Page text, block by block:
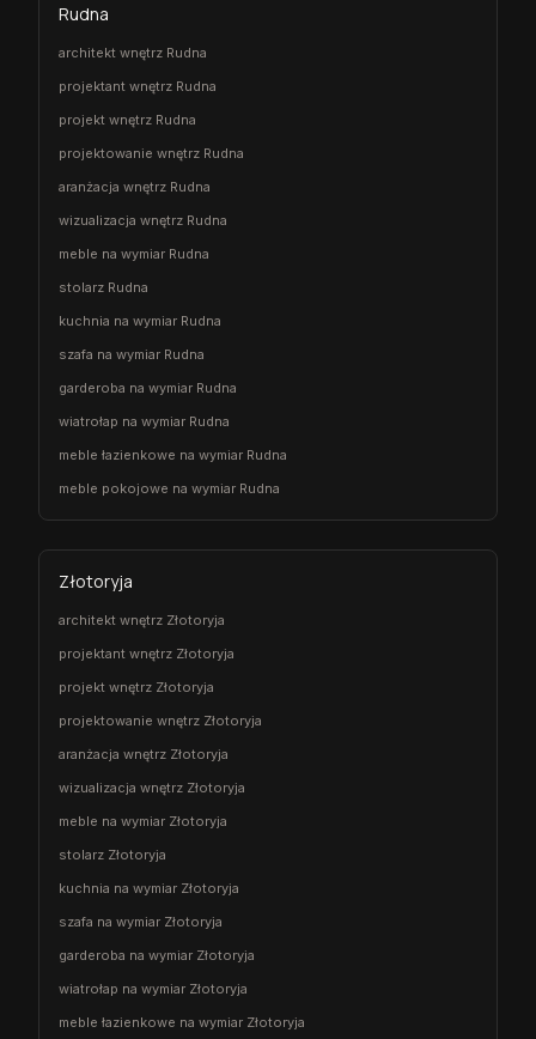
Rudna
architekt wnętrz Rudna
projektant wnętrz Rudna
projekt wnętrz Rudna
projektowanie wnętrz Rudna
aranżacja wnętrz Rudna
wizualizacja wnętrz Rudna
meble na wymiar Rudna
stolarz Rudna
kuchnia na wymiar Rudna
szafa na wymiar Rudna
garderoba na wymiar Rudna
wiatrołap na wymiar Rudna
meble łazienkowe na wymiar Rudna
meble pokojowe na wymiar Rudna
Złotoryja
architekt wnętrz Złotoryja
projektant wnętrz Złotoryja
projekt wnętrz Złotoryja
projektowanie wnętrz Złotoryja
aranżacja wnętrz Złotoryja
wizualizacja wnętrz Złotoryja
meble na wymiar Złotoryja
stolarz Złotoryja
kuchnia na wymiar Złotoryja
szafa na wymiar Złotoryja
garderoba na wymiar Złotoryja
wiatrołap na wymiar Złotoryja
meble łazienkowe na wymiar Złotoryja